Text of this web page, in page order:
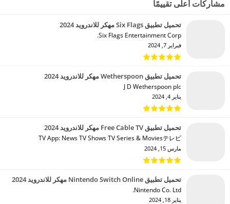
مشاركات أعلى تقييمًا
تحميل تطبيق Six Flags مهكر للاندرويد 2024
Six Flags Entertainment Corp.‏
فبراير 7, 2024
تحميل تطبيق Wetherspoon مهكر للاندرويد 2024
J D Wetherspoon plc‏
يناير 4, 2024
تحميل تطبيق Free Cable TV مهكر للاندرويد 2024
TV App: News TV Shows TV Series & Moviesテレビ‏
مارس 15, 2024
تحميل تطبيق Nintendo Switch Online مهكر للاندرويد 2024
Nintendo Co. Ltd.‏
يناير 18, 2024